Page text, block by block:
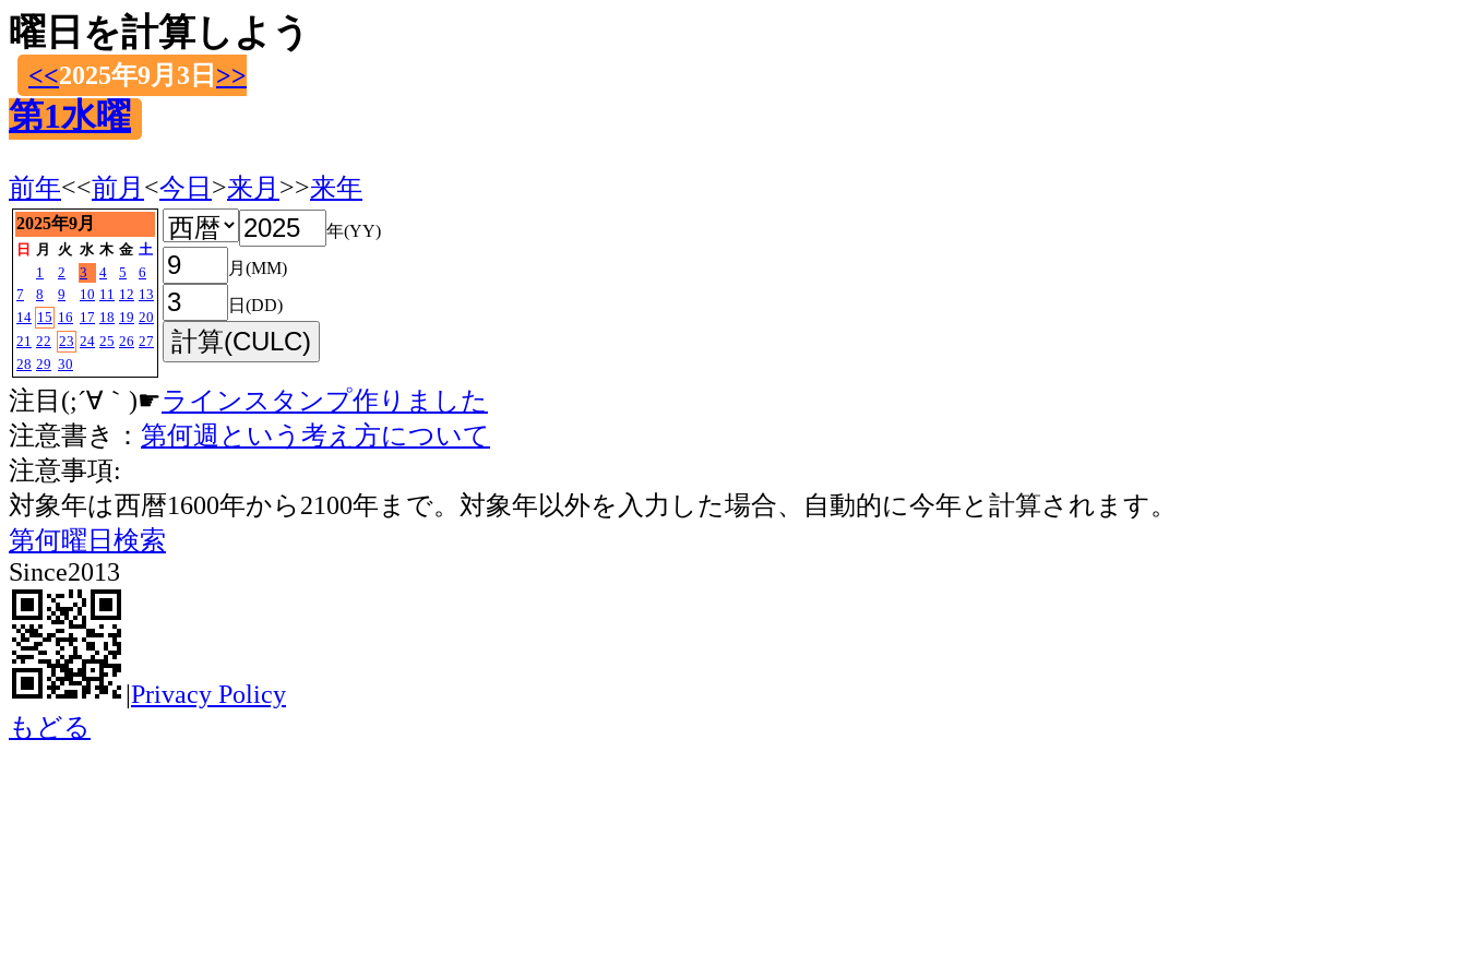
曜日を計算しよう
<<2025年9月3日 >>
第1水曜
前年<<前月 <今日 >来月 >>来年
2025年9月
日 月 火 水 木 金 土
1
2 3 4 5
6
7
8 9 10 11 12 13
14 15 16 17 18 19 20
21 22 23 24 25 26 27
28 29 30
年(YY)
月(MM)
日(DD)
注目(;´∀｀)☛ラインスタンプ作りました
注意書き： 第何週という考え方について
注意事項:
対象年は西暦1600年から2100年まで。対象年以外を入力した場合、自動的に今年と計算されます。
第何曜日検索
Since2013
|Privacy Policy
もどる